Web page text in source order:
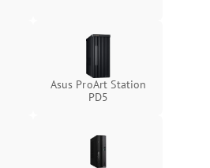
Asus ProArt Station
PD5